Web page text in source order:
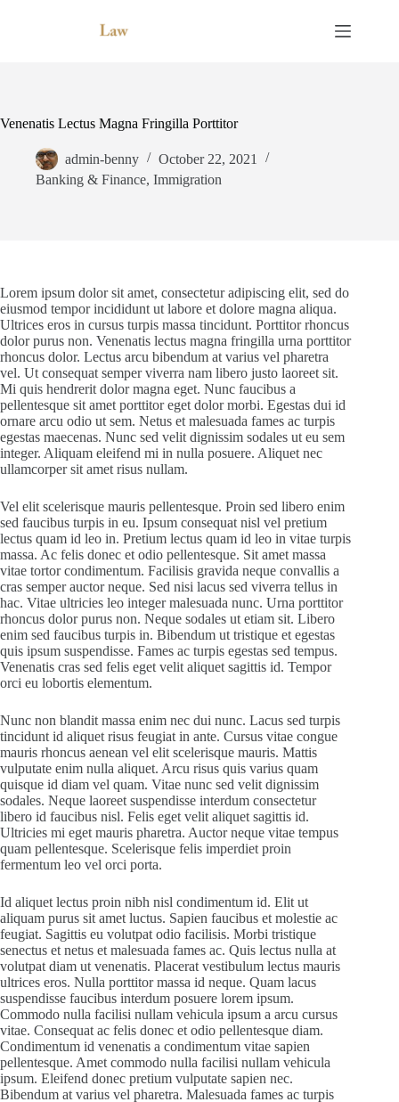
Venenatis Lectus Magna Fringilla Porttitor
admin-benny
October 22, 2021
Banking & Finance, Immigration
Lorem ipsum dolor sit amet, consectetur adipiscing elit, sed do
eiusmod tempor incididunt ut labore et dolore magna aliqua.
Ultrices eros in cursus turpis massa tincidunt. Porttitor rhoncus
dolor purus non. Venenatis lectus magna fringilla urna porttitor
rhoncus dolor. Lectus arcu bibendum at varius vel pharetra
vel. Ut consequat semper viverra nam libero justo laoreet sit.
Mi quis hendrerit dolor magna eget. Nunc faucibus a
pellentesque sit amet porttitor eget dolor morbi. Egestas dui id
ornare arcu odio ut sem. Netus et malesuada fames ac turpis
egestas maecenas. Nunc sed velit dignissim sodales ut eu sem
integer. Aliquam eleifend mi in nulla posuere. Aliquet nec
ullamcorper sit amet risus nullam.
Vel elit scelerisque mauris pellentesque. Proin sed libero enim
sed faucibus turpis in eu. Ipsum consequat nisl vel pretium
lectus quam id leo in. Pretium lectus quam id leo in vitae turpis
massa. Ac felis donec et odio pellentesque. Sit amet massa
vitae tortor condimentum. Facilisis gravida neque convallis a
cras semper auctor neque. Sed nisi lacus sed viverra tellus in
hac. Vitae ultricies leo integer malesuada nunc. Urna porttitor
rhoncus dolor purus non. Neque sodales ut etiam sit. Libero
enim sed faucibus turpis in. Bibendum ut tristique et egestas
quis ipsum suspendisse. Fames ac turpis egestas sed tempus.
Venenatis cras sed felis eget velit aliquet sagittis id. Tempor
orci eu lobortis elementum.
Nunc non blandit massa enim nec dui nunc. Lacus sed turpis
tincidunt id aliquet risus feugiat in ante. Cursus vitae congue
mauris rhoncus aenean vel elit scelerisque mauris. Mattis
vulputate enim nulla aliquet. Arcu risus quis varius quam
quisque id diam vel quam. Vitae nunc sed velit dignissim
sodales. Neque laoreet suspendisse interdum consectetur
libero id faucibus nisl. Felis eget velit aliquet sagittis id.
Ultricies mi eget mauris pharetra. Auctor neque vitae tempus
quam pellentesque. Scelerisque felis imperdiet proin
fermentum leo vel orci porta.
Id aliquet lectus proin nibh nisl condimentum id. Elit ut
aliquam purus sit amet luctus. Sapien faucibus et molestie ac
feugiat. Sagittis eu volutpat odio facilisis. Morbi tristique
senectus et netus et malesuada fames ac. Quis lectus nulla at
volutpat diam ut venenatis. Placerat vestibulum lectus mauris
ultrices eros. Nulla porttitor massa id neque. Quam lacus
suspendisse faucibus interdum posuere lorem ipsum.
Commodo nulla facilisi nullam vehicula ipsum a arcu cursus
vitae. Consequat ac felis donec et odio pellentesque diam.
Condimentum id venenatis a condimentum vitae sapien
pellentesque. Amet commodo nulla facilisi nullam vehicula
ipsum. Eleifend donec pretium vulputate sapien nec.
Bibendum at varius vel pharetra. Malesuada fames ac turpis